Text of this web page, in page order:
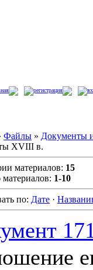
регистрация
Файлы » Документы
XVIII в.
материалов: 15
1-10
по: Дате ·